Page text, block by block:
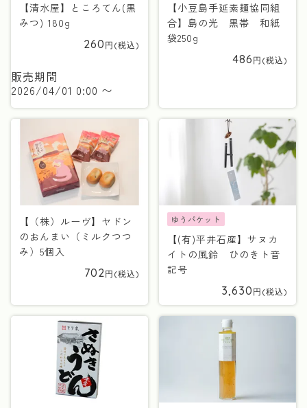
【清水屋】ところてん(黒
みつ) 180g
260
販売期間
2026/04/01 0:00 〜
【小豆島手延素麺協同組
合】島の光 黒帯 和紙
袋250g
486
【（株）ルーヴ】ヤドン
のおんまい（ミルクつつ
み）5個入
702
ゆうパケット
【(有)平井石産】サヌカ
イトの風鈴 ひのきト音
記号
3,630